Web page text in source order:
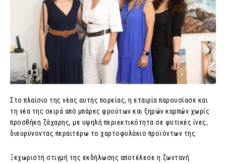
Στο πλαίσιο της νέας αυτής πορείας, η εταιρία παρουσίασε και
τη νέα της σειρά από μπάρες φρούτων και ξηρών καρπών χωρίς
προσθήκη ζάχαρης, με υψηλή περιεκτικότητα σε φυτικές ίνες,
διευρύνοντας περαιτέρω το χαρτοφυλάκιο προϊόντων της.
Ξεχωριστή στιγμή της εκδήλωσης αποτέλεσε η ζωντανή